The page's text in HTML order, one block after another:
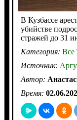
В Кузбассе
убийстве
стражей до 31
Категория: Все
Источник:
Автор:
Время: